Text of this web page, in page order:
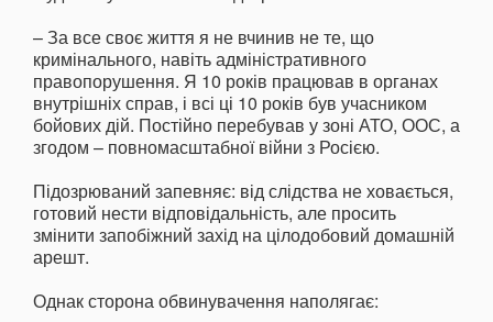
– За все своє життя я не вчинив не те, що
кримінального, навіть адміністративного
правопорушення. Я 10 років працював в органах
внутрішніх справ, і всі ці 10 років був учасником
бойових дій. Постійно перебував у зоні АТО, ООС, а
згодом – повномасштабної війни з Росією.
Підозрюваний запевняє: від слідства не ховається,
готовий нести відповідальність, але просить
змінити запобіжний захід на цілодобовий домашній
арешт.
Однак сторона обвинувачення наполягає: